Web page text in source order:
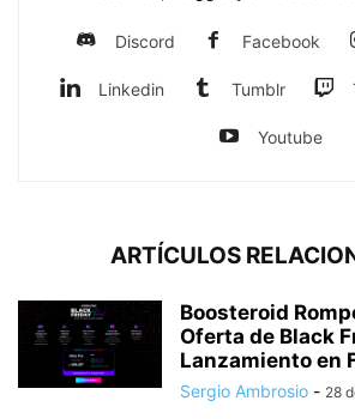
Discord Facebook
Linkedin Tumblr
Youtube
ARTÍCULOS
Boosteroid
Oferta de Black
Lanzamiento en
Sergio Ambrosio - 28